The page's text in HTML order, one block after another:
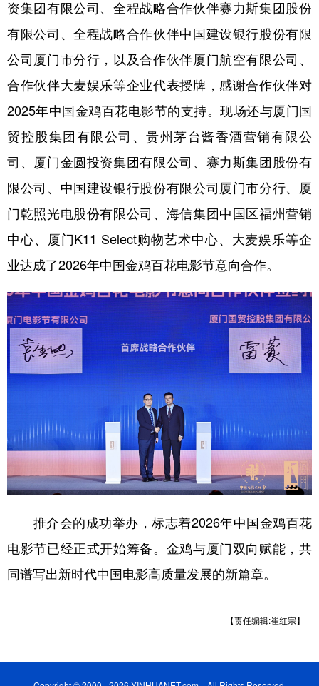
资集团有限公司、全程战略合作伙伴赛力斯集团股份
有限公司、全程战略合作伙伴中国建设银行股份有限
公司厦门市分行，以及合作伙伴厦门航空有限公司、
合作伙伴大麦娱乐等企业代表授牌，感谢合作伙伴对
2025年中国金鸡百花电影节的支持。现场还与厦门国
贸控股集团有限公司、贵州茅台酱香酒营销有限公
司、厦门金圆投资集团有限公司、赛力斯集团股份有
限公司、中国建设银行股份有限公司厦门市分行、厦
门乾照光电股份有限公司、海信集团中国区福州营销
中心、厦门K11 Select购物艺术中心、大麦娱乐等企
业达成了2026年中国金鸡百花电影节意向合作。
推介会的成功举办，标志着2026年中国金鸡百花
电影节已经正式开始筹备。金鸡与厦门双向赋能，共
同谱写出新时代中国电影高质量发展的新篇章。
【责任编辑:崔红宗】